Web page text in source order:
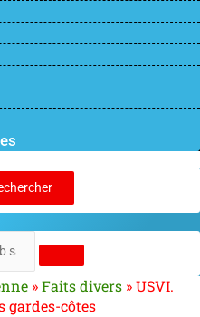
»Faits divers »USVI.
gardes-côtes